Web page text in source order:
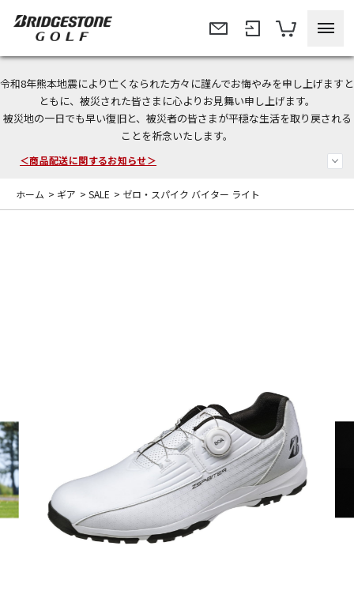
令和8年熊本地震により亡くなられた方々に謹んでお悔やみを申し上げますと
ともに、被災された皆さまに心よりお見舞い申し上げます。
被災地の一日でも早い復旧と、被災者の皆さまが平穏な生活を取り戻される
ことを祈念いたします。
今なら新規会員登録で1,000円OFFクーポンプレゼント！
＜商品配送に関するお知らせ＞
＜夏季休暇中のご注文・発送・お問い合わせ＞
ホーム > ギア > SALE > ゼロ・スパイク バイター ライト